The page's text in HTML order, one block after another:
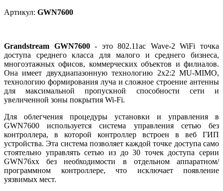
Артикул: GWN7600
Grandstream GWN7600- это 802.11ac Wave-2 WiFi точка
доступа среднего класса для малого и среднего бизнеса,
многоэтажных офисов, коммерческих объектов и филиалов.
Она имеет двухдиапазонную технологию 2x2:2 MU-MIMO,
технологию формирования луча и сложное строение антенны
для максимальной пропускной способности сети и
увеличенной зоны покрытия Wi-Fi.
Для облегчения процедуры установки и управления в
GWN7600 используется система управления сетью без
контроллера, в которой контроллер встроен в веб ГИП
устройства. Эта система позволяет каждой точке доступа само
стоятельно управлять сетью из до 30 точек доступа серии
GWN76хх без необходимости в отдельном аппаратном/
программном контроллере, что исключает появление
уязвимых мест.